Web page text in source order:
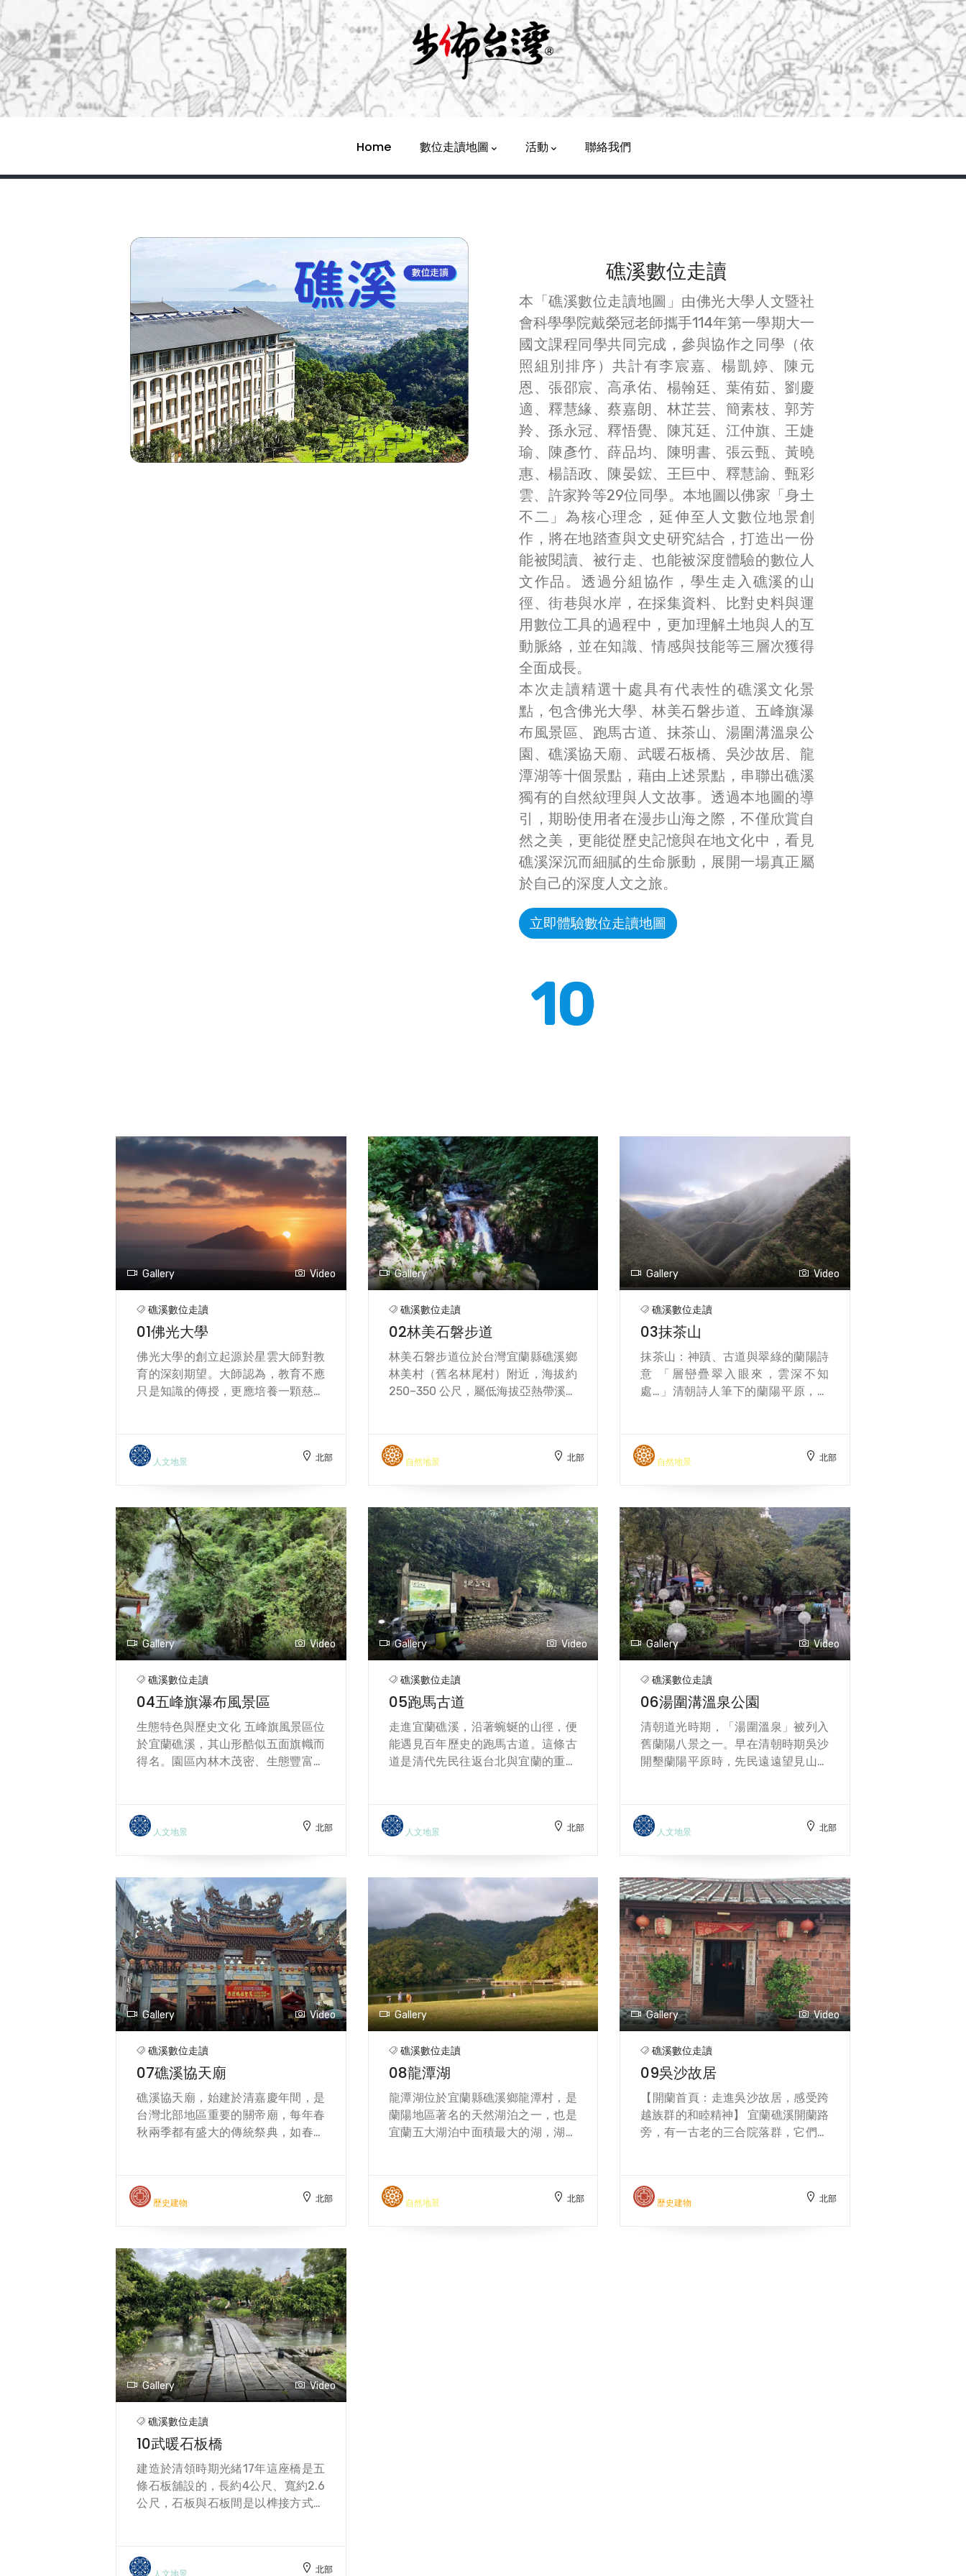
Navigation
Home 數位走讀地圖 活動 聯絡我們
礁溪數位走讀
本「礁溪數位走讀地圖」由佛光大學人文暨社
會科學學院戴榮冠老師攜手114年第一學期大一
國文課程同學共同完成，參與協作之同學（依
照組別排序）共計有李宸嘉、楊凱婷、陳元
恩、張邵宸、高承佑、楊翰廷、葉侑茹、劉慶
適、釋慧緣、蔡嘉朗、林芷芸、簡素枝、郭芳
羚、孫永冠、釋悟覺、陳芃廷、江仲旗、王婕
瑜、陳彥竹、薛品均、陳明書、張云甄、黃曉
惠、楊語政、陳晏鋐、王巨中、釋慧諭、甄彩
雲、許家羚等29位同學。本地圖以佛家「身土
不二」為核心理念，延伸至人文數位地景創
作，將在地踏查與文史研究結合，打造出一份
能被閱讀、被行走、也能被深度體驗的數位人
文作品。透過分組協作，學生走入礁溪的山
徑、街巷與水岸，在採集資料、比對史料與運
用數位工具的過程中，更加理解土地與人的互
動脈絡，並在知識、情感與技能等三層次獲得
全面成長。
本次走讀精選十處具有代表性的礁溪文化景
點，包含佛光大學、林美石磐步道、五峰旗瀑
布風景區、跑馬古道、抹茶山、湯圍溝溫泉公
園、礁溪協天廟、武暖石板橋、吳沙故居、龍
潭湖等十個景點，藉由上述景點，串聯出礁溪
獨有的自然紋理與人文故事。透過本地圖的導
引，期盼使用者在漫步山海之際，不僅欣賞自
然之美，更能從歷史記憶與在地文化中，看見
礁溪深沉而細膩的生命脈動，展開一場真正屬
於自己的深度人文之旅。
立即體驗數位走讀地圖
10
Gallery Video
礁溪數位走讀
01佛光大學
佛光大學的創立起源於星雲大師對教
育的深刻期望。大師認為，教育不應
只是知識的傳授，更應培養一顆慈悲
因此他希望建立一所能讓學生在自然
與文化中成長的大學。經多年籌劃，
習，讓心靈得以沉澱與思考。他相
信，身處雲海、山林與大地之間，更
能體會生命的寧靜與厚度。 佛光大學
最著名的特色景觀之一是雲海景色。
清晨時，白雲如海般覆蓋山谷，彷彿
整座校園漂浮在天空之上，讓人感受
到「雲端上的大學」的浪漫意象。日
出景色也是許多學生珍惜的風景，太
陽緩緩從太平洋升起，光線灑落在蘭
覺。 此外，校園內常能見到櫻花季節
盛開的花樹與多種野生鳥類，呈現出
自然與人文共存的溫柔氛圍。也因環
境寧靜，許多學生會在傍晚沿著林間
步道散步，當作心靈的整理與休息。
星雲大師以「三好運動」——做好
養利他、感恩與正向思維的態度。佛
光大學重視全人教育，結合人文、科
際視野與人文關懷的現代青年。 學校
推動「人間佛教」理念，強調教育不
僅是知識的傳授，更是人格的養成。
星雲大師曾說：「教育是百年樹人，
是社會希望的泉源。」因此，佛光大
學在課程設計中融入生命教育、服務
學習與倫理思維，培養學生能兼具智
慧與慈悲，成為社會的良善力量。
人文地景 北部
Gallery
礁溪數位走讀
02林美石磐步道
林美石磐步道位於台灣宜蘭縣礁溪鄉
林美村（舊名林尾村）附近，海拔約
250–350 公尺，屬低海拔亞熱帶溪谷
道，沿舊水圳整建而成，過去為農村
灌溉農田的重要渠道。步道入口約
證昔日村民的生計方式。 「林美石磐
步道」的名稱融合了地名「林美」與
景觀「石磐」：林美即當地村落名
稱，原稱「林尾」；「石磐」則是指
步道終點的壯麗瀑布。過去，居民從
上游的石磐瀑布引水灌溉下方十多公
頃梯田，這條水圳伴隨村莊繁衍、養
育世代。步道中仍可見水圳遺跡與渠
道岩洞，彷彿時間凝結的記憶。 林美
涼、林蔭遮蔽，有「宜蘭小太魯閣」
的稱號。沿途可見溪流、瀑布、石
磐、峽谷、原始林與筆筒樹林，並設
有木棧道、碎石或石砌階梯、木橋等
多樣舖面，適合各種休閒程度的遊
客。
自然地景 北部
Gallery Video
礁溪數位走讀
03抹茶山
抹茶山：神蹟、古道與翠綠的蘭陽詩
意 「層巒疊翠入眼來，雲深不知
處…」清朝詩人筆下的蘭陽平原，多
成就了今日的傳奇——抹茶山（聖母
山莊步道）。 【景點故事與文化】
山古時是先民往來臺北與宜蘭的跑馬
古道支線一隅，見證了蘭陽地區早期
的貿易與生活足跡。 歷史文化與自然
風光： 今日人們口中的「抹茶山」，
其實是指聖母山莊步道終點處的壯闊
山景。它的名氣源自一位日本攝影師
的命名，因山稜線的草坡，在不同光
影下呈現出如抹茶般的鮮綠色，層層
疊疊，美不勝收。而其核心的聖母山
滿了神蹟與人與自然共處的虔誠。登
上山頂，不僅能將礁溪鄉乃至整個蘭
陽平原的遼闊景致盡收眼底，感受清
代詩人讚嘆的視野，更能在這片自然
風光中，體會到一股來自山莊的靜謐
力量。 【在地滋味：攻頂後的療癒犒
此，其周邊的「特色美食」多以提供
能量補充和療癒身心為主。遊客在山
點，例如將宜蘭金棗、溫泉番茄等融
入的飲品或點心。這些在地食材不僅
提供登山後所需的養分，也巧妙地將
蘭陽的物產與這條熱門的登山路線連
結起來，成為對辛苦攻頂的旅人最甜
蜜的犒賞。 【交通建議】 欲前往抹
茶山登山口（五峰旗風景區），建議
從礁溪火車站或轉運站搭乘台灣好行
礁溪線 A 線（綠 11A），在「五峰旗
風景特定區」站下車，再徒步或搭接
駁車前往登山口，是最為便捷的交通
方式。
自然地景 北部
Gallery Video
礁溪數位走讀
04五峰旗瀑布風景區
生態特色與歷史文化 五峰旗風景區位
於宜蘭礁溪，其山形酷似五面旗幟而
得名。園區內林木茂密、生態豐富，
氣氤氳，空氣清新，為天然的森林浴
勝地。從前山中有修行僧侶結庵修
登頂後看到聖母山莊，往往能帶來感
動與慰藉。 旅遊亮點與美食推薦 登
山步道全程約一公里，沿途設有觀景
平台與涼亭，可遠眺蘭陽平原與龜山
島。結合瀑布、聖母山莊與山林景
觀，是親子與攝影愛好者的熱門路
線。登山口及礁溪市區有蔥油餅、溫
泉蛋、山產料理等美食。登山後可前
往湯圍溝或礁溪老街，品嚐溫泉拉麵
方式 從礁溪車站或轉運站搭乘台灣好
行 A 線（綠 11A），至「五峰旗風景
特定區」站下車。另有其他公車路線
（例如112A路）也可以到達五峰旗。
公車的服務班次略少。
人文地景 北部
Gallery Video
礁溪數位走讀
05跑馬古道
走進宜蘭礁溪，沿著蜿蜒的山徑，便
能遇見百年歷史的跑馬古道。這條古
道是清代先民往返台北與宜蘭的重要
延伸至五峰旗風景區，全長約五公
里。早期因以圓木鋪路，再用木馬搬
為「跑馬路」，沿途也流傳著軍馬巡
邏與阿花與騎兵的悲戀故事。戰後隨
北宜公路開通，古道逐漸荒廢，直至
1996年由礁溪鄉公所整修，如今成為
林務局管理的登山健行步道。 沿途環
繞猴洞坑溪，林相豐富，有箭竹林、
闊葉林，以及杜鵑、楓香等多樣植
物，生態多元，台灣藍鵲、五色鳥和
各種蝴蝶常在樹梢間穿梭。步道中段
的地方，至今仍可見石階與水溝遺
跡。健行其間，蘭陽平原的綠意與龜
山島的海景一覽無遺，讓人同時感受
宜蘭的自然生態與地質之美。 交通方
面，遊客可從礁溪火車站搭乘台灣好
行或葛瑪蘭客運至五峰旗站下車，步
景觀與人文故事，是健行與生態旅遊
的理想去處，承載著先民開拓與戰時
人文地景 北部
Gallery Video
礁溪數位走讀
06湯圍溝溫泉公園
清朝道光時期，「湯圍溫泉」被列入
舊蘭陽八景之一。早在清朝時期吳沙
開墾蘭陽平原時，先民遠遠望見山腳
出的熱泉沐浴，史稱「湯圍」。日治
時期，日本政府一方面重視台灣的基
源，礁溪便因其天然條件優越、地理
位置方便，被列為重點開發地區。湯
圍溝的天然溫泉溝渠，在日治時期後
成為礁溪在地居民長期泡湯、話家常
的重要休閒場所。礁溪湯圍溝公園之
意象為「穿越市區的藍綠軸」，利用
湯圍溝所在區位特色與景觀道路、公
園及周邊商業區，相互融合，成為一
體的開放空間設計，創造礁溪溫泉街
交流空間。 公園以天然溫泉為核心特
色，設有免費泡腳池及溫泉水景廣
場，水質屬碳酸氫鈉泉，清澈溫潤，
對皮膚與血液循環都有良好效果。沿
著步道漫遊，綠樹與花卉環繞，還可
欣賞蜿蜒水道及小橋流水，結合都市
浪漫而靜謐的景象，適合情侶散步或
家庭休閒。
人文地景 北部
Gallery Video
礁溪數位走讀
07礁溪協天廟
礁溪協天廟，始建於清嘉慶年間，是
台灣北部地區重要的關帝廟，每年春
秋兩季都有盛大的傳統祭典，如春季
徒會到廟宇擲筊向神明乞求「平安
龜」以祈求新的一年平安、健康、財
平安龜帶回家供奉；若願望成真，隔
年則需以更大的龜或雙倍數量的龜
「還願」。 四佾舞在農曆六月二十四
日秋祭大典時，會由16名學生跳的
「四佾舞」儀式。四佾舞是一種古代
祭祀舞蹈，根據不同受獻者的階級，
舞者人數不同，以「四佾」為例，代
表是由四行四列共 16人組成，是古代
大夫階級的祭祀規格。 四佾舞通常用
典，而「佾」字代表行列。 特產部
分，協天廟地處礁溪，深受溫泉與農
業發展影響，生產如溫泉番茄、筊白
筍、溫泉米等農產品，是深具特色的
地方特產。 交通方面，前往協天廟相
當便利。自台北出發，可搭乘台鐵至
交流道，依指標進入廟區，周邊亦設
歷史建物 北部
Gallery
礁溪數位走讀
08龍潭湖
龍潭湖位於宜蘭縣礁溪鄉龍潭村，是
蘭陽地區著名的天然湖泊之一，也是
宜蘭五大湖泊中面積最大的湖，湖面
有潭，且附近聚落名為龍潭而得名。
湖畔設有環湖步道，全長約三公里，
自然地景 北部
Gallery Video
礁溪數位走讀
09吳沙故居
【開蘭首頁：走進吳沙故居，感受跨
越族群的和睦精神】 宜蘭礁溪開蘭路
旁，有一古老的三合院落群，它們就
合院的正堂門前，兩旁雋刻著一副對
聯:"名重竹帛無雙士 功闢蘭城第一
歷史建物 北部
Gallery Video
礁溪數位走讀
10武暖石板橋
建造於清領時期光緒17年這座橋是五
條石板舖設的，長約4公尺、寬約2.6
公尺，石板與石板間是以榫接方式相
石板橋是因武暖港而得名，古人可從
武暖港乘舟經三十九結，連接二龍河
人文地景 北部